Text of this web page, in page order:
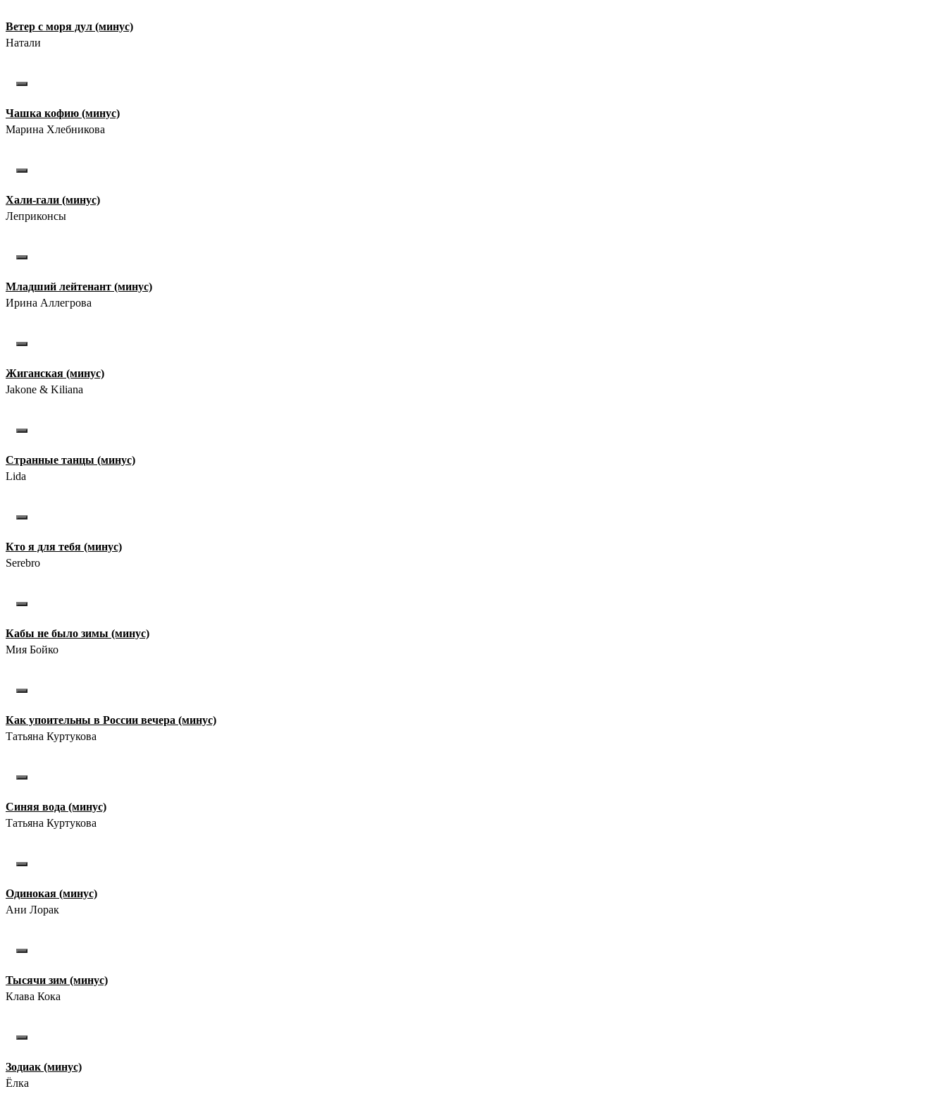
Ветер с моря дул (минус)
Натали
Чашка кофию (минус)
Марина Хлебникова
Хали-гали (минус)
Леприконсы
Младший лейтенант (минус)
Ирина Аллегрова
Жиганская (минус)
Jakone & Kiliana
Странные танцы (минус)
Lida
Кто я для тебя (минус)
Serebro
Кабы не было зимы (минус)
Мия Бойко
Как упоительны в России вечера (минус)
Татьяна Куртукова
Синяя вода (минус)
Татьяна Куртукова
Одинокая (минус)
Ани Лорак
Тысячи зим (минус)
Клава Кока
Зодиак (минус)
Ёлка